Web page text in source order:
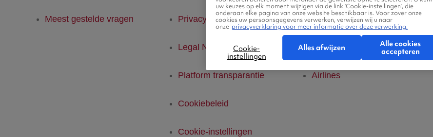
Meest gestelde vragen Privacyverklaring
Legal Notice
Platform transparantie
Cookiebeleid
Cookie-instellingen
Hotels
Vlucht + hotel
Airlines
uw keuzes op elk moment wijzigen via de link ‘Cookie-instellingen’, die
onderaan elke pagina van onze website beschikbaar is. Voor zover onze
cookies uw persoonsgegevens verwerken, verwijzen wij u naar
onze privacyverklaring voor meer informatie over deze verwerking.
Cookie-
instellingen
Alles afwijzen
Alle cookies
accepteren